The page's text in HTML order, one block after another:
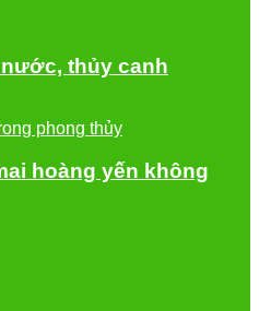
thủy canh
hoàng yến không